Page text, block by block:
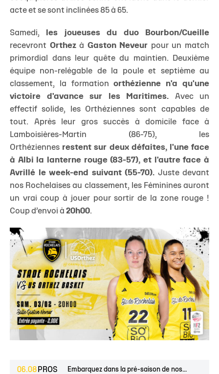
acte et se sont inclinées 85 à 65.
Samedi,
les joueuses du duo Bourbon/Cueille
recevront Orthezà Gaston Neveur pour un match
primordial dans leur quête du maintien. Deuxième
équipe non-relégable de la poule et septième au
classement, la formationorthézienne n'a qu'une
victoire d'avance sur les Maritimes. Avec un
effectif solide, les Orthéziennes sont capables de
tout. Après leur gros succès à domicile face à
Lamboisières-Martin (86-75), les
Orthéziennes restent sur deux défaites, l'une face
à Albi la lanterne rouge (83-57), et l'autre face à
Avrillé le week-end suivant (55-70). Juste devant
nos Rochelaises au classement, les Féminines auront
un vrai coup à jouer pour sortir de la zone rouge !
Coup d’envoi à 20h00.
06.08 PROS Embarquez dans la pré-saison de nos...